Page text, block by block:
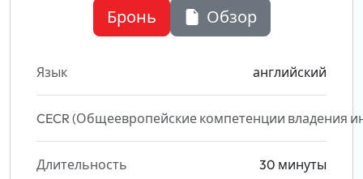
Бронь Обзор
Язык английский
CECR (Общеевропейские компетенции владения
Длительность 30 минуты